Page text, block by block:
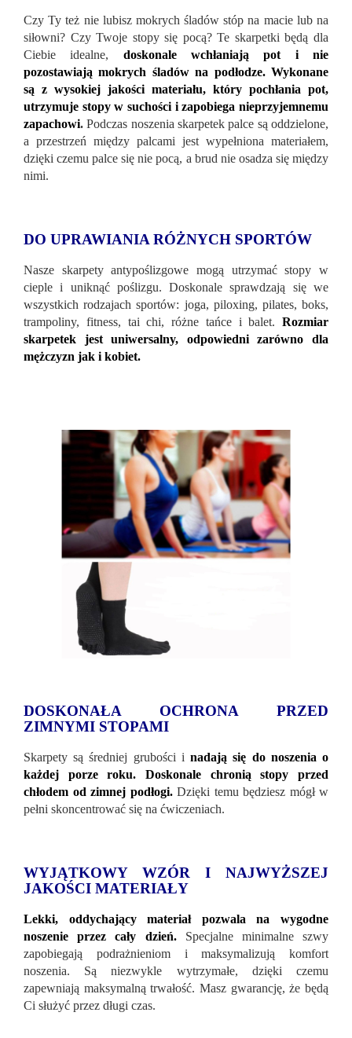
Czy Ty też nie lubisz mokrych śladów stóp na macie lub na
siłowni? Czy Twoje stopy się pocą? Te skarpetki będą dla
Ciebie idealne, doskonale wchłaniają pot i nie
pozostawiają mokrych śladów na podłodze. Wykonane
są z wysokiej jakości materiału, który pochłania pot,
utrzymuje stopy w suchości i zapobiega nieprzyjemnemu
zapachowi. Podczas noszenia skarpetek palce są oddzielone,
a przestrzeń między palcami jest wypełniona materiałem,
dzięki czemu palce się nie pocą, a brud nie osadza się między
nimi.
DO UPRAWIANIA RÓŻNYCH SPORTÓW
Nasze skarpety antypoślizgowe mogą utrzymać stopy w
cieple i uniknąć poślizgu. Doskonale sprawdzają się we
wszystkich rodzajach sportów: joga, piloxing, pilates, boks,
trampoliny, fitness, tai chi, różne tańce i balet. Rozmiar
skarpetek jest uniwersalny, odpowiedni zarówno dla
mężczyzn jak i kobiet.
DOSKONAŁA OCHRONA PRZED
ZIMNYMI STOPAMI
Skarpety są średniej grubości i nadają się do noszenia o
każdej porze roku. Doskonale chronią stopy przed
chłodem od zimnej podłogi.Dzięki temu będziesz mógł w
pełni skoncentrować się na ćwiczeniach.
WYJĄTKOWY WZÓR I NAJWYŻSZEJ
JAKOŚCI MATERIAŁY
Lekki, oddychający materiał pozwala na wygodne
noszenie przez cały dzień.
Specjalne minimalne szwy
zapobiegają podrażnieniom i maksymalizują komfort
noszenia. Są niezwykle wytrzymałe, dzięki czemu
zapewniają maksymalną trwałość. Masz gwarancję, że będą
Ci służyć przez długi czas.